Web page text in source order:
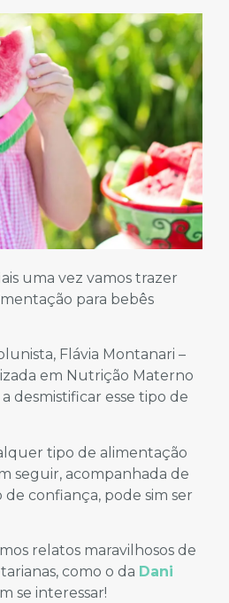
uma vez vamos trazer
para bebês
Flávia Montanari –
em Nutrição Materno
desmistificar esse tipo de
tipo de alimentação
seguir, acompanhada de
confiança, pode sim ser
relatos maravilhosos de
como o da Dani
se interessar!